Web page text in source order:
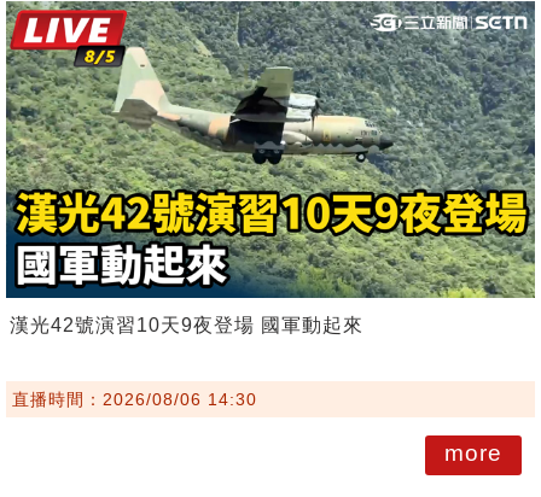
漢光42號演習10天9夜登場 國軍動起來
直播時間：2026/08/06 14:30
more